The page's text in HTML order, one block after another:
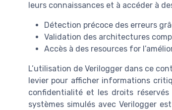
leurs connaissances et à accéder à
Détection précoce des erreurs
Validation des architectures
Accès à des resources for
L’utilisation de Verilogger dans ce
levier pour afficher informations
confidentialité et les droits
systèmes simulés avec Verilogger